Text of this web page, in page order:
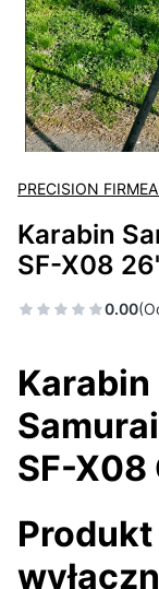
PRECISION
Karabin
SF-X08
0.00
SF-X08